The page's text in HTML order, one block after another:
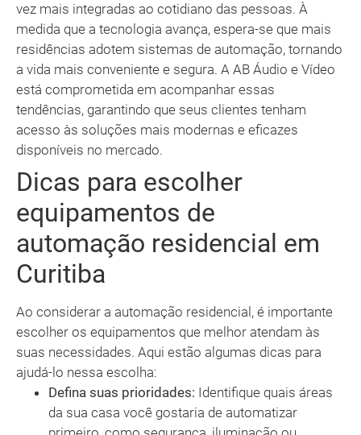
vez mais integradas ao cotidiano das pessoas. À
medida que a tecnologia avança, espera-se que mais
residências adotem sistemas de automação, tornando
a vida mais conveniente e segura. A AB Áudio e Vídeo
está comprometida em acompanhar essas
tendências, garantindo que seus clientes tenham
acesso às soluções mais modernas e eficazes
disponíveis no mercado.
Dicas para escolher
equipamentos de
automação residencial em
Curitiba
Ao considerar a automação residencial, é importante
escolher os equipamentos que melhor atendam às
suas necessidades. Aqui estão algumas dicas para
ajudá-lo nessa escolha:
Defina suas prioridades: Identifique quais áreas
da sua casa você gostaria de automatizar